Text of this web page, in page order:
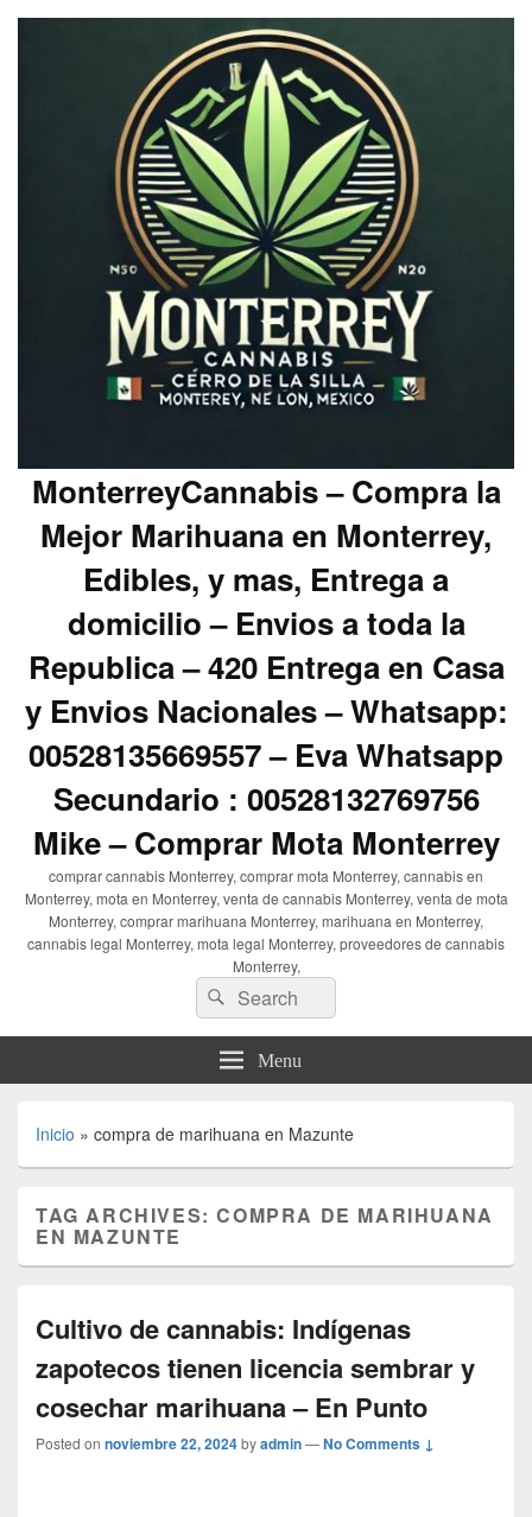
MonterreyCannabis – Compra la
Mejor Marihuana en Monterrey,
Edibles, y mas, Entrega a
domicilio – Envios a toda la
Republica – 420 Entrega en Casa
y Envios Nacionales – Whatsapp:
00528135669557 – Eva Whatsapp
Secundario : 00528132769756
Mike – Comprar Mota Monterrey
comprar cannabis Monterrey, comprar mota Monterrey, cannabis en
Monterrey, mota en Monterrey, venta de cannabis Monterrey, venta de mota
Monterrey, comprar marihuana Monterrey, marihuana en Monterrey,
cannabis legal Monterrey, mota legal Monterrey, proveedores de cannabis
Monterrey,
Search
for:
Search
Menu
Inicio » compra de marihuana en Mazunte
TAG ARCHIVES:COMPRA DE MARIHUANA
EN MAZUNTE
Cultivo de cannabis: Indígenas
zapotecos tienen licencia sembrar y
cosechar marihuana – En Punto
Posted on noviembre 22, 2024byadmin—No Comments ↓